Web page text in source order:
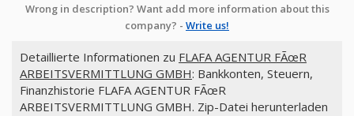
Wrong in description? Want add more information about this
company? - Write us!
Detaillierte Informationen zu FLAFA AGENTUR FÃœR
ARBEITSVERMITTLUNG GMBH: Bankkonten, Steuern,
Finanzhistorie FLAFA AGENTUR FÃœR
ARBEITSVERMITTLUNG GMBH. Zip-Datei herunterladen